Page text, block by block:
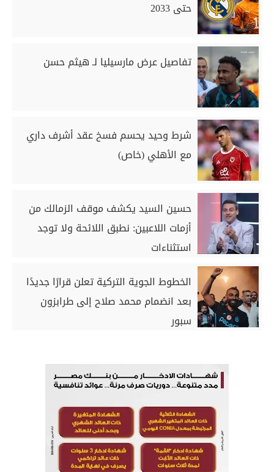
حتى 2033
تفاصيل عرض مارسيليا لـ هيثم حسن
شرط وحيد يحسم فسخ عقد أشرف داري
مع الأهلي (خاص)
حسين السيد يكشف موقف الزمالك من
أزمات اللاعبين: نطبق اللائحة ولا توجد
استثناءات
الخطوط الجوية التركية تعلن قرارًا جديدًا
بعد انضمام محمد صلاح إلى طرابزون
سبور